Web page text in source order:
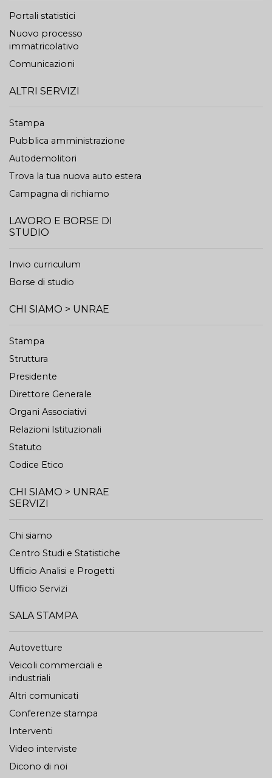
Portali statistici
Nuovo processo
immatricolativo
Comunicazioni
ALTRI SERVIZI
Stampa
Pubblica amministrazione
Autodemolitori
Trova la tua nuova auto estera
Campagna di richiamo
LAVORO E BORSE DI
STUDIO
Invio curriculum
Borse di studio
CHI SIAMO > UNRAE
Stampa
Struttura
Presidente
Direttore Generale
Organi Associativi
Relazioni Istituzionali
Statuto
Codice Etico
CHI SIAMO > UNRAE
SERVIZI
Chi siamo
Centro Studi e Statistiche
Ufficio Analisi e Progetti
Ufficio Servizi
SALA STAMPA
Autovetture
Veicoli commerciali e
industriali
Altri comunicati
Conferenze stampa
Interventi
Video interviste
Dicono di noi